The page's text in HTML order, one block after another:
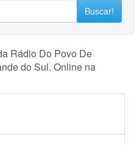
Buscar!
Rádio Do Povo De
do Sul. Online na